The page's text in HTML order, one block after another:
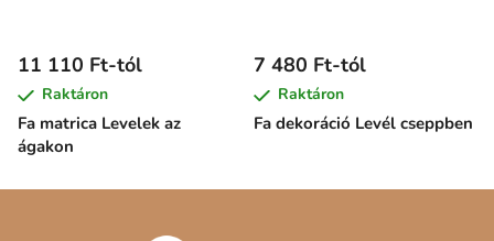
Fa matrica Levelek az
ágakon
11 110 Ft-tól
Raktáron
Fa dekoráció Levél cseppben
7 480 Ft-tól
Raktáron